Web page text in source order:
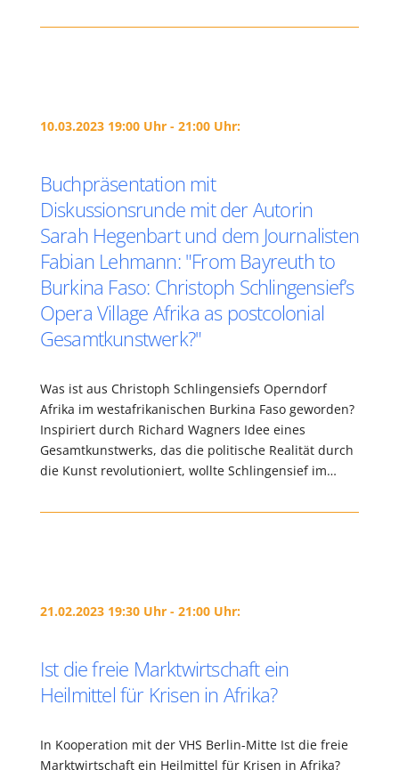
10.03.2023 19:00 Uhr - 21:00 Uhr:
Buchpräsentation mit
Diskussionsrunde mit der Autorin
Sarah Hegenbart und dem Journalisten
Fabian Lehmann: "From Bayreuth to
Burkina Faso: Christoph Schlingensief’s
Opera Village Afrika as postcolonial
Gesamtkunstwerk?"
Was ist aus Christoph Schlingensiefs Operndorf
Afrika im westafrikanischen Burkina Faso geworden?
Inspiriert durch Richard Wagners Idee eines
Gesamtkunstwerks, das die politische Realität durch
die Kunst revolutioniert, wollte Schlingensief im…
21.02.2023 19:30 Uhr - 21:00 Uhr:
Ist die freie Marktwirtschaft ein
Heilmittel für Krisen in Afrika?
In Kooperation mit der VHS Berlin-Mitte Ist die freie
Marktwirtschaft ein Heilmittel für Krisen in Afrika?